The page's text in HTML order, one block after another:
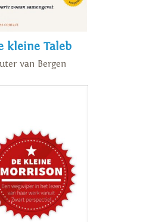
kleine Taleb
van Bergen